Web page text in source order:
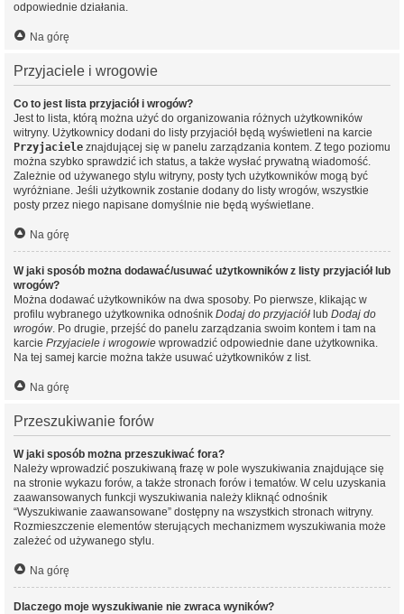
odpowiednie działania.
Na górę
Przyjaciele i wrogowie
Co to jest lista przyjaciół i wrogów?
Jest to lista, którą można użyć do organizowania różnych użytkowników
witryny. Użytkownicy dodani do listy przyjaciół będą wyświetleni na karcie
Przyjaciele znajdującej się w panelu zarządzania kontem. Z tego poziomu
można szybko sprawdzić ich status, a także wysłać prywatną wiadomość.
Zależnie od używanego stylu witryny, posty tych użytkowników mogą być
wyróżniane. Jeśli użytkownik zostanie dodany do listy wrogów, wszystkie
posty przez niego napisane domyślnie nie będą wyświetlane.
Na górę
W jaki sposób można dodawać/usuwać użytkowników z listy przyjaciół lub
wrogów?
Można dodawać użytkowników na dwa sposoby. Po pierwsze, klikając w
profilu wybranego użytkownika odnośnik Dodaj do przyjaciół lub Dodaj do
wrogów. Po drugie, przejść do panelu zarządzania swoim kontem i tam na
karcie Przyjaciele i wrogowie wprowadzić odpowiednie dane użytkownika.
Na tej samej karcie można także usuwać użytkowników z list.
Na górę
Przeszukiwanie forów
W jaki sposób można przeszukiwać fora?
Należy wprowadzić poszukiwaną frazę w pole wyszukiwania znajdujące się
na stronie wykazu forów, a także stronach forów i tematów. W celu uzyskania
zaawansowanych funkcji wyszukiwania należy kliknąć odnośnik
“Wyszukiwanie zaawansowane” dostępny na wszystkich stronach witryny.
Rozmieszczenie elementów sterujących mechanizmem wyszukiwania może
zależeć od używanego stylu.
Na górę
Dlaczego moje wyszukiwanie nie zwraca wyników?